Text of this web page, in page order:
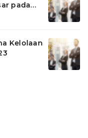
pada
Kelolaan